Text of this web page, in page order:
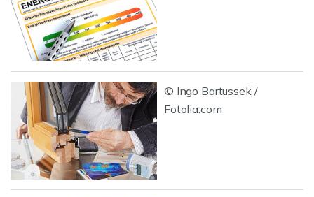
© Ingo Bartussek /
Fotolia.com